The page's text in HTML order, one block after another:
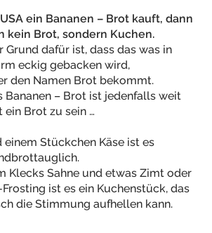
ein Bananen – Brot kauft, dann
kein Brot, sondern Kuchen.
Grund dafür ist, dass das was in
eckig gebacken wird,
den Namen Brot bekommt.
Bananen – Brot ist jedenfalls weit
Brot zu sein …
Stückchen Käse ist es
Klecks Sahne und etwas Zimt oder
ist es ein Kuchenstück, das
die Stimmung aufhellen kann.